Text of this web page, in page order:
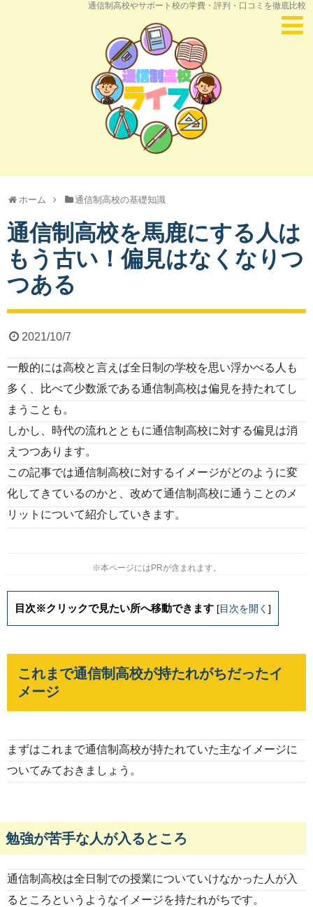
通信制高校やサポート校の学費・評判・口コミを徹底比較
ホーム 通信制高校の基礎知識
通信制高校を馬鹿にする人は
もう古い！偏見はなくなりつ
つある
2021/10/7
一般的には高校と言えば全日制の学校を思い浮かべる人も
多く、比べて少数派である通信制高校は偏見を持たれてし
まうことも。
しかし、時代の流れとともに通信制高校に対する偏見は消
えつつあります。
この記事では通信制高校に対するイメージがどのように変
化してきているのかと、改めて通信制高校に通うことのメ
リットについて紹介していきます。
※本ページにはPRが含まれます。
目次※クリックで見たい所へ移動できます [ 目次を開く ]
これまで通信制高校が持たれがちだったイ
メージ
まずはこれまで通信制高校が持たれていた主なイメージに
ついてみておきましょう。
勉強が苦手な人が入るところ
通信制高校は全日制での授業についていけなかった人が入
るところというようなイメージを持たれがちです。